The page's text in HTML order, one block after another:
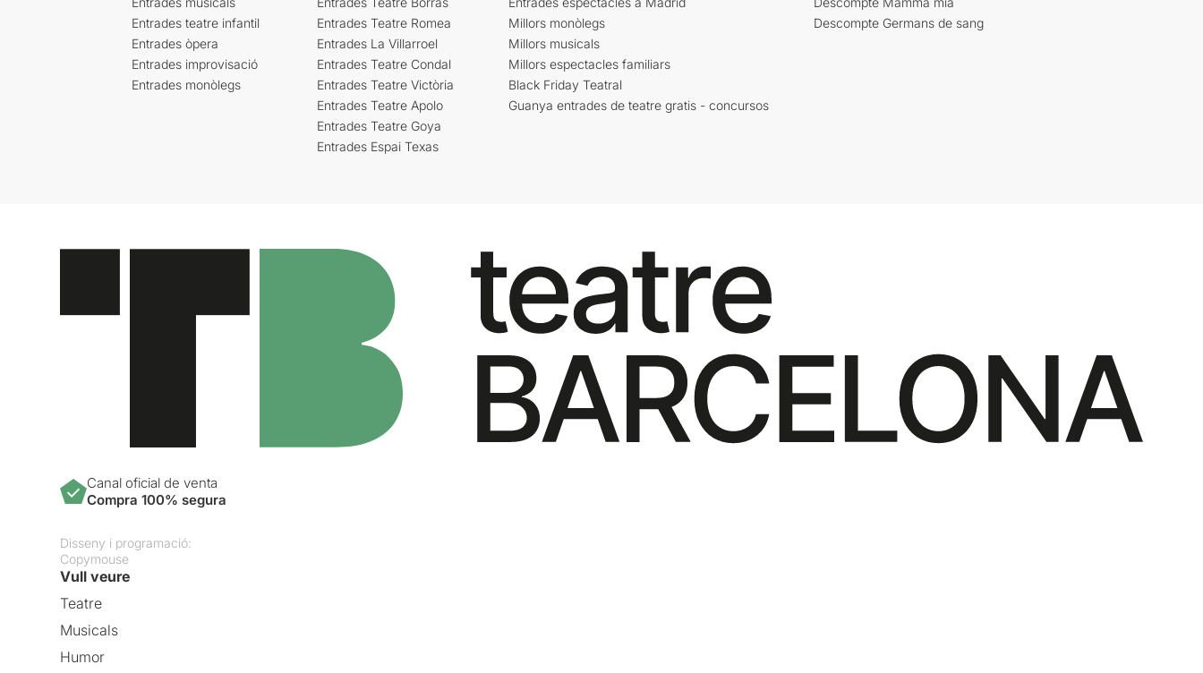
Entrades teatre infantil
Entrades òpera
Entrades improvisació
Entrades monòlegs
Entrades Teatre Romea
Entrades La Villarroel
Entrades Teatre Condal
Entrades Teatre Victòria
Entrades Teatre Apolo
Entrades Teatre Goya
Entrades Espai Texas
Millors monòlegs
Millors musicals
Millors espectacles familiars
Black Friday Teatral
Guanya entrades de teatre gratis - concursos
Descompte Germans de sang
Canal oficial de venta
Compra 100% segura
Disseny i programació:
Copymouse
Vull veure
Teatre
Musicals
Humor